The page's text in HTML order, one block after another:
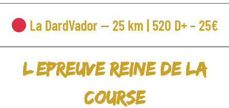
La DardVador — 25 km | 520 D+ – 25€
L’epreuve reine de la
Course